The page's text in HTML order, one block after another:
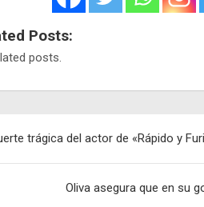
Posts:
posts.
trágica del actor de «Rápido y
Oliva asegura que en su